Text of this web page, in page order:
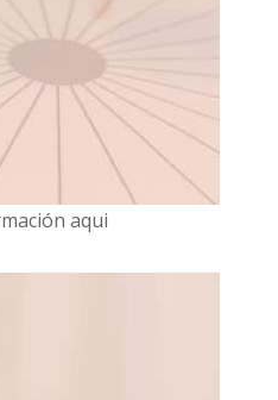
aqui